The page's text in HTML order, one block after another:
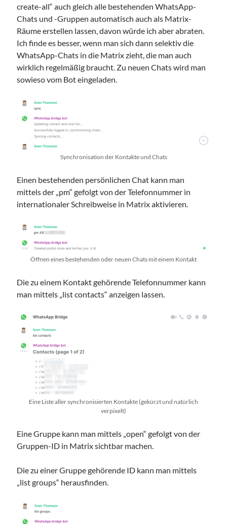
create-all“ auch gleich alle bestehenden WhatsApp-
Chats und -Gruppen automatisch auch als Matrix-
Räume erstellen lassen, davon würde ich aber abraten.
Ich finde es besser, wenn man sich dann selektiv die
WhatsApp-Chats in die Matrix zieht, die man auch
wirklich regelmäßig braucht. Zu neuen Chats wird man
sowieso vom Bot eingeladen.
Synchronisation der Kontakte und Chats
Einen bestehenden persönlichen Chat kann man
mittels der „pm“ gefolgt von der Telefonnummer in
internationaler Schreibweise in Matrix aktivieren.
Öffnen eines bestehenden oder neuen Chats mit einem Kontakt
Die zu einem Kontakt gehörende Telefonnummer kann
man mittels „list contacts“ anzeigen lassen.
Eine Liste aller synchronisierten Kontakte (gekürzt und natürlich
verpixelt)
Eine Gruppe kann man mittels „open“ gefolgt von der
Gruppen-ID in Matrix sichtbar machen.
Die zu einer Gruppe gehörende ID kann man mittels
„list groups“ herausfinden.